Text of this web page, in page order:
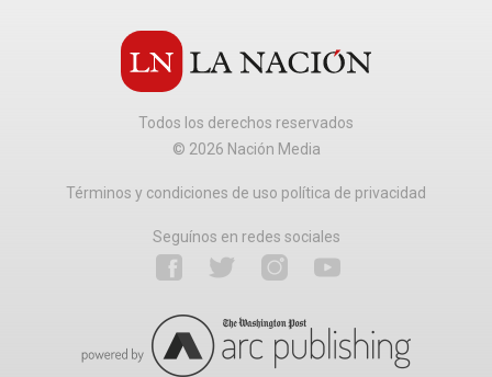
Todos los derechos reservados
© 2026 Nación Media
Términos y condiciones de uso política de privacidad
Seguínos en redes sociales